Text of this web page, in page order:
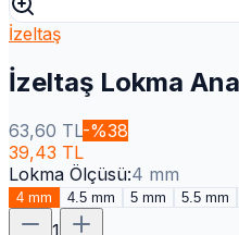
İzeltaş
İzeltaş Lokma
63,60 TL-%38
39,43 TL
Lokma Ölçüsü:4 mm
4 mm 4.5 mm 5 mm 5.5 mm
1